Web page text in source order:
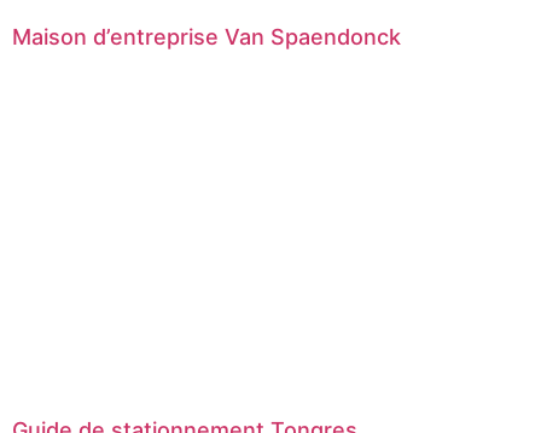
Maison d’entreprise Van Spaendonck